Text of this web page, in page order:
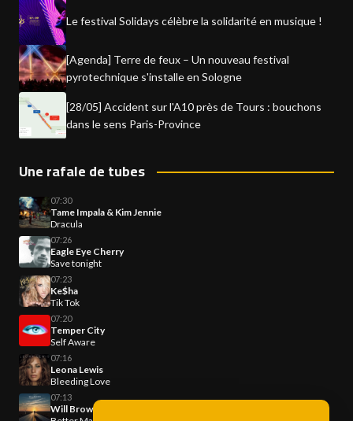
Le festival Solidays célèbre la solidarité en musique !
[Agenda] Terre de feux – Un nouveau festival
pyrotechnique s'installe en Sologne
[28/05] Accident sur l'A10 près de Tours : bouchons
dans le sens Paris-Province
Une rafale de tubes
07:30
Tame Impala & Kim Jennie
Dracula
07:26
Eagle Eye Cherry
Save tonight
07:23
Ke$ha
Tik Tok
07:20
Temper City
Self Aware
07:16
Leona Lewis
Bleeding Love
07:13
Will Brown